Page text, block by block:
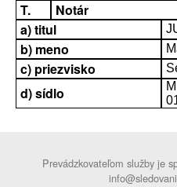
T.
Notár
a) titul
b) meno
c) priezvisko
d) sídlo
Prevádzkovateľom služby je